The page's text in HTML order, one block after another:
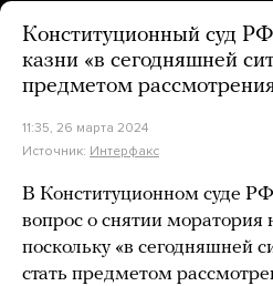
Конституционный суд
казни «в сегодняшней
предметом
11:35, 26 марта 2024
Источник: Интерфакс
В Конституционном суде
вопрос о снятии моратория
поскольку «в сегодняшней
стать предметом